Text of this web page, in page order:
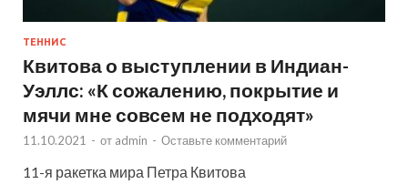
ТЕННИС
Квитова о выступлении в Индиан-
Уэллс: «К сожалению, покрытие и
мячи мне совсем не подходят»
11.10.2021 - от admin - Оставьте комментарий
11-я ракетка мира Петра Квитова